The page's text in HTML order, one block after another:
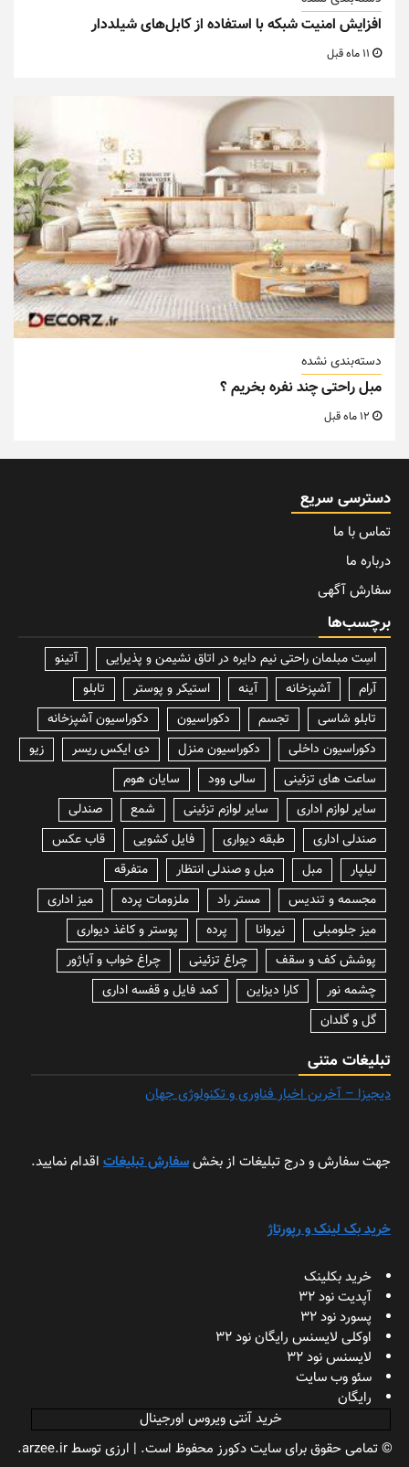
افزایش امنیت شبکه با استفاده از کابل‌های شیلددار
دسته‌بندی نشده
مبل راحتی چند نفره بخریم ؟
دسترسی سریع
تماس با ما
درباره ما
سفارش آگهی
برچسب‌ها
lسِت مبلمان راحتی نیم دایره در اتاق نشیمن و پذیرایی
آتینو
آرام
آشپزخانه آینه استیکر و پوستر
تابلو
تابلو شاسی
تجسم دکوراسیون
دکوراسیون آشپزخانه
دکوراسیون داخلی
دکوراسیون منزل دی ایکس ریسر
زیو
ساعت های تزئینی
سالی وود
سایان هوم
سایر لوازم اداری
سایر لوازم تزئینی شمع
صندلی
صندلی اداری
طبقه دیواری فایل کشویی
قاب عکس
لیلپار
مبل مبل و صندلی انتظار
متفرقه
مجسمه و تندیس
مستر راد ملزومات پرده
میز اداری
میز جلومبلی
نیروانا پرده
پوستر و کاغذ دیواری
پوشش کف و سقف
چراغ تزئینی
چراغ خواب و آباژور
چشمه نور
کارا دیزاین
کمد فایل و قفسه اداری
گل و گلدان
تبلیغات متنی
دیجیزا – آخرین اخبار فناوری و تکنولوژی جهان
جهت سفارش و درج تبلیغات از بخشسفارش تبلیغات اقدام نمایید.
خرید بک لینک و رپورتاژ
خرید بکلینک
آپدیت نود 32
پسورد نود 32
اوکلی لایسنس رایگان نود 32
لایسنس نود 32
سئو وب سایت
رایگان
خرید آنتی ویروس اورجینال
© تمامی حقوق برای سایت دکورز محفوظ است. | ارزیتوسط arzee.ir.